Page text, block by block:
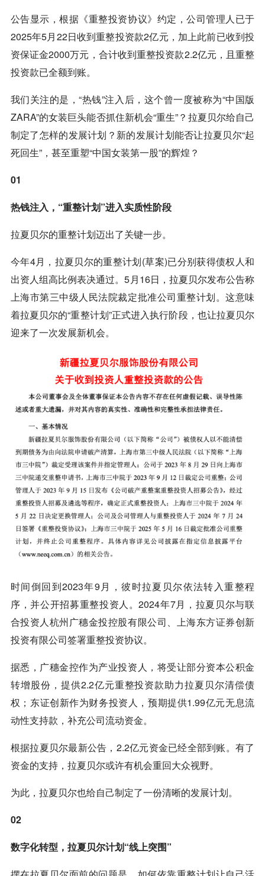
公告显示，根据《重整投资协议》约定，公司管理人已于
2025年5月22日收到重整投资款2亿元，加上此前已收到投
资保证金2000万元，合计收到重整投资款2.2亿元，且重整
投资款已全额到账。
我们关注的是，“热钱”注入后，这个曾一度被称为“中国版
ZARA”的女装巨头能否抓住新机会“重生”？拉夏贝尔给自己
制定了怎样的发展计划？新的发展计划能否让拉夏贝尔“起
死回生”，甚至重塑“中国女装第一股”的辉煌？
01
热钱注入，“重整计划”进入实质性阶段
拉夏贝尔的重整计划迈出了关键一步。
今年4月，拉夏贝尔的重整计划(草案)已分别获得债权人和
出资人组高比例表决通过。5月16日，拉夏贝尔发布公告称
上海市第三中级人民法院裁定批准公司重整计划。这意味
着拉夏贝尔的“重整计划”正式进入执行阶段，也让拉夏贝尔
迎来了一次发展新机会。
时间倒回到2023年9月，彼时拉夏贝尔依法转入重整程
序，并公开招募重整投资人。2024年7月，拉夏贝尔与联
合投资人杭州广穗金投控股有限公司、上海东方证券创新
投资有限公司签署重整投资协议。
据悉，广穗金控作为产业投资人，将受让部分资本公积金
转增股份，提供2.2亿元重整投资款助力拉夏贝尔清偿债
权；东证创新作为财务投资人，预期提供1.99亿元无息流
动性支持款，补充公司流动资金。
根据拉夏贝尔最新公告，2.2亿元资金已经全部到账。有了
资金的支持，拉夏贝尔或许有机会重回大众视野。
为此，拉夏贝尔也给自己制定了一份清晰的发展计划。
02
数字化转型，拉夏贝尔计划“线上突围”